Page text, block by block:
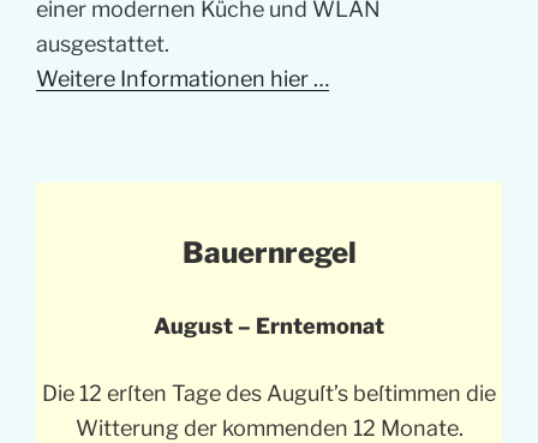
einer modernen Küche und WLAN
ausgestattet.
Weitere Informationen hier …
Bauernregel
August – Erntemonat
Die 12 erſten Tage des Auguſt’s beſtimmen die
Witterung der kommenden 12 Monate.